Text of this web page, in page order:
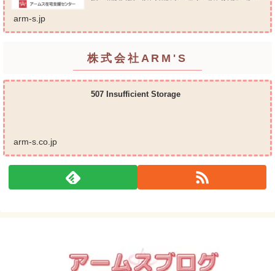
arm-s.jp
株式会社ARM'S
507 Insufficient Storage
arm-s.co.jp